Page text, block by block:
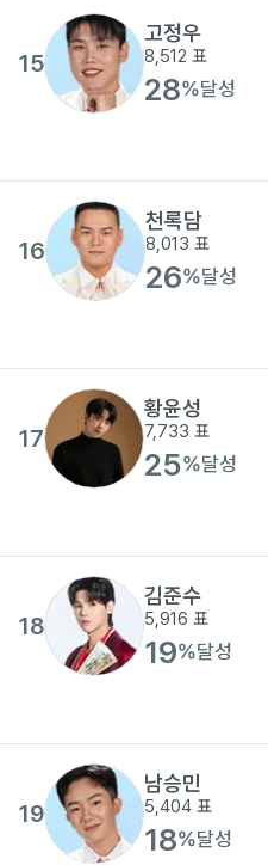
15
고정우
8,512 표
28%달성
16
천록담
8,013 표
26%달성
17
황윤성
7,733 표
25%달성
18
김준수
5,916 표
19%달성
19
남승민
5,404 표
18%달성